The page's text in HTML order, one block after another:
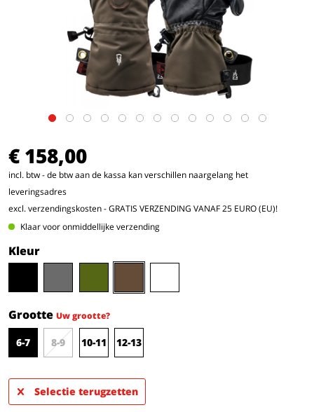
€ 158,00
incl. btw - de btw aan de kassa kan verschillen naargelang het
leveringsadres
excl. verzendingskosten- GRATIS VERZENDING VANAF 25 EURO (EU)!
Klaar voor onmiddellijke verzending
Kleur
Grootte Uw grootte?
6-7 8-9 10-11 12-13
Selectie terugzetten